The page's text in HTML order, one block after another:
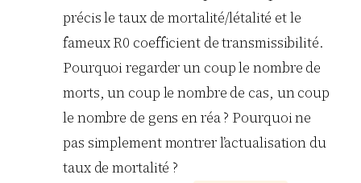
précis le taux de mortalité/létalité et le
fameux R0 coefficient de transmissibilité.
Pourquoi regarder un coup le nombre de
morts, un coup le nombre de cas, un coup
le nombre de gens en réa ? Pourquoi ne
pas simplement montrer l’actualisation du
taux de mortalité ?